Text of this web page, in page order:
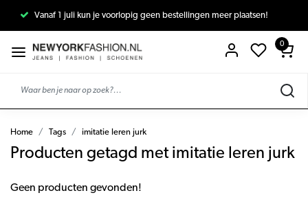
Vanaf 1 juli kun je voorlopig geen bestellingen meer plaatsen!
0
Home Tags imitatie leren jurk
Producten getagd met imitatie leren jurk
Geen producten gevonden!